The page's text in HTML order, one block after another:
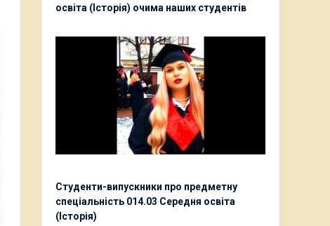
освіта (Історія) очима наших студентів
Студенти-випускники про предметну
спеціальність 014.03 Середня освіта
(Історія)